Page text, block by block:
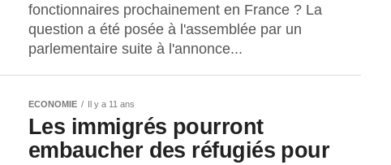
fonctionnaires prochainement en France ? La
question a été posée à l'assemblée par un
parlementaire suite à l'annonce...
ECONOMIE Il y a 11 ans
Les immigrés pourront
embaucher des réfugiés pour